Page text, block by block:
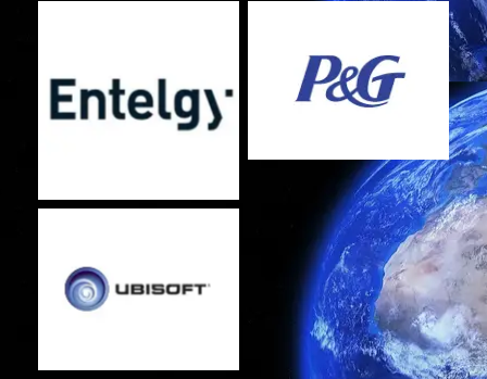
No Caption
No Caption
No Caption